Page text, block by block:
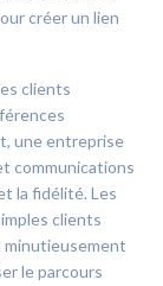
créer un lien
clients
une entreprise
communications
la fidélité. Les
clients
minutieusement
le parcours